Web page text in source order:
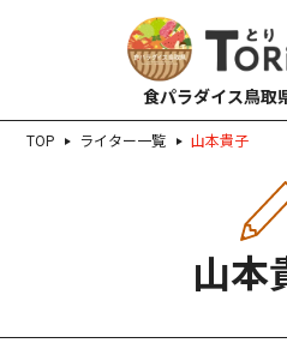
食パラダイス鳥取
TOP ライター一覧 山本貴子
山本